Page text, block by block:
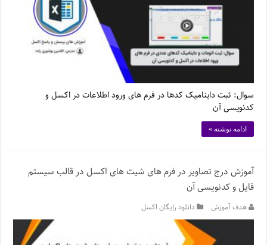
سوال: ثبت داینامیک کدها در فرم های ورود اطلاعات در اکسل و
کدنویسی آن
ادامه نوشته »
آموزش درج تصاویر در فرم های شیت های اکسل در قالب سیستم
فایل و کدنویسی آن
هدف آموزش دانلود رایگان اکسل